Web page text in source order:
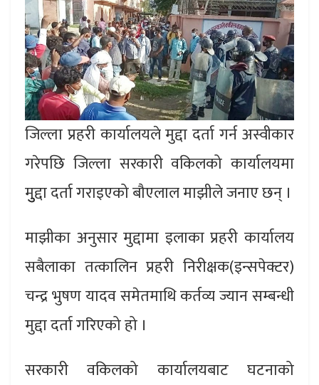
जिल्ला प्रहरी कार्यालयले मुद्दा दर्ता गर्न अस्वीकार
गरेपछि जिल्ला सरकारी वकिलको कार्यालयमा
मुुुद्दा दर्ता गराइएको बौएलाल माझीले जनाए छन् ।
माझीका अनुसार मुद्दामा इलाका प्रहरी कार्यालय
सबैलाका तत्कालिन प्रहरी निरीक्षक(इन्सपेक्टर)
चन्द्र भुषण यादव समेतमाथि कर्तव्य ज्यान सम्बन्धी
मुद्दा दर्ता गरिएको हो ।
सरकारी वकिलको कार्यालयबाट घटनाको